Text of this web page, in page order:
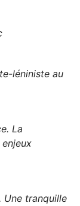
léniniste au
La
Une tranquille